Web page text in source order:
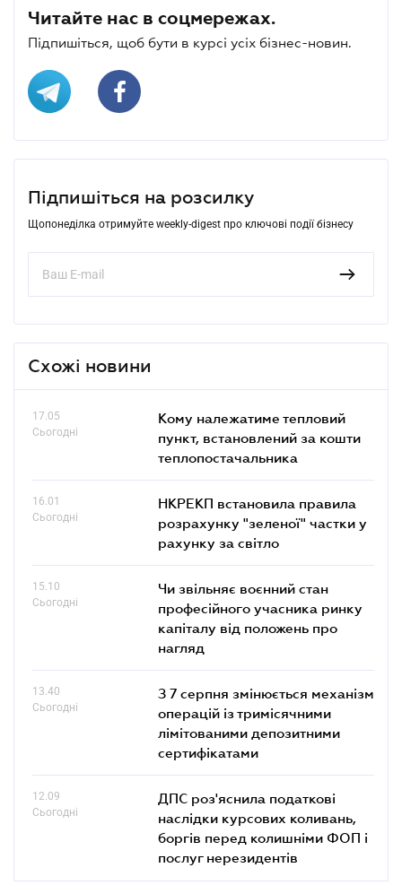
Читайте нас в соцмережах.
Підпишіться, щоб бути в курсі усіх бізнес-новин.
Підпишіться на розсилку
Щопонеділка отримуйте weekly-digest про ключові події бізнесу
Схожі новини
17.05
Сьогодні
Кому належатиме тепловий
пункт, встановлений за кошти
теплопостачальника
16.01
Сьогодні
НКРЕКП встановила правила
розрахунку "зеленої" частки у
рахунку за світло
15.10
Сьогодні
Чи звільняє воєнний стан
професійного учасника ринку
капіталу від положень про
нагляд
13.40
Сьогодні
З 7 серпня змінюється механізм
операцій із тримісячними
лімітованими депозитними
сертифікатами
12.09
Сьогодні
ДПС роз'яснила податкові
наслідки курсових коливань,
боргів перед колишніми ФОП і
послуг нерезидентів